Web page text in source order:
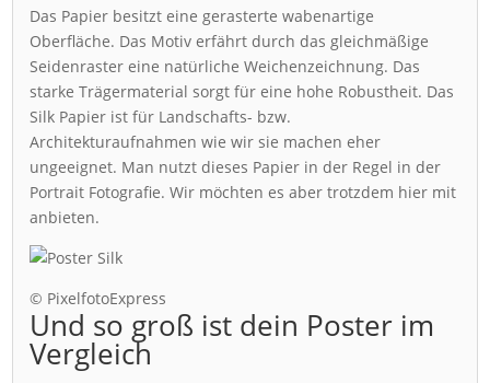
Das Papier besitzt eine gerasterte wabenartige
Oberfläche. Das Motiv erfährt durch das gleichmäßige
Seidenraster eine natürliche Weichenzeichnung. Das
starke Trägermaterial sorgt für eine hohe Robustheit. Das
Silk Papier ist für Landschafts- bzw.
Architekturaufnahmen wie wir sie machen eher
ungeeignet. Man nutzt dieses Papier in der Regel in der
Portrait Fotografie. Wir möchten es aber trotzdem hier mit
anbieten.
© PixelfotoExpress
Und so groß ist dein Poster im
Vergleich